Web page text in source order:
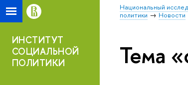
Национальный
политики
Новости
ИНСТИТУТ
СОЦИАЛЬНОЙ
ПОЛИТИКИ
Тема